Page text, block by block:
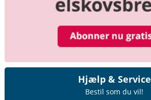
Hjælp & Service
Bestil som du vil!